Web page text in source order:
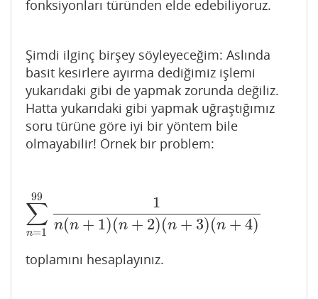
fonksiyonları türünden elde edebiliyoruz.
Şimdi ilginç birşey söyleyeceğim: Aslında
basit kesirlere ayırma dediğimiz işlemi
yukarıdaki gibi de yapmak zorunda değiliz.
Hatta yukarıdaki gibi yapmak uğraştığımız
soru türüne göre iyi bir yöntem bile
olmayabilir! Örnek bir problem:
∑
n=1
99 1
n(n + 1)(n + 2)(n + 3)(n + 4)
∑n=1991n(n+1)(n+2)(n+3)(n+4)
toplamını hesaplayınız.